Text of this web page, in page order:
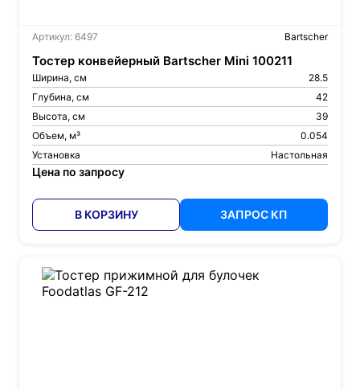
Артикул: 6497 Bartscher
Тостер конвейерный Bartscher Mini 100211
Ширина, см
28.5
Глубина, см
42
Высота, см
39
Объем, м³
0.054
Установка
Настольная
Цена по запросу
В КОРЗИНУ ЗАПРОС КП